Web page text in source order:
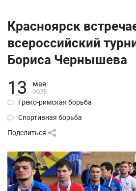
Красноярск
всероссийский
Бориса Чернышева
13 мая
2025
Греко-римская борьба
Спортивная борьба
Поделиться